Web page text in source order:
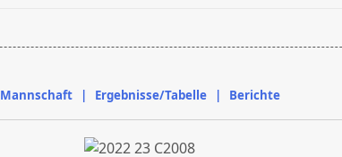
Mannschaft | Ergebnisse/Tabelle | Berichte